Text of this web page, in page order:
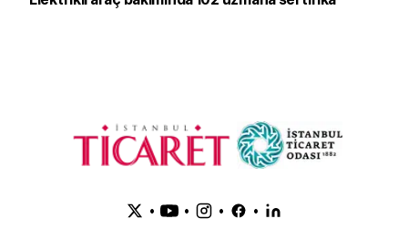
• • • •